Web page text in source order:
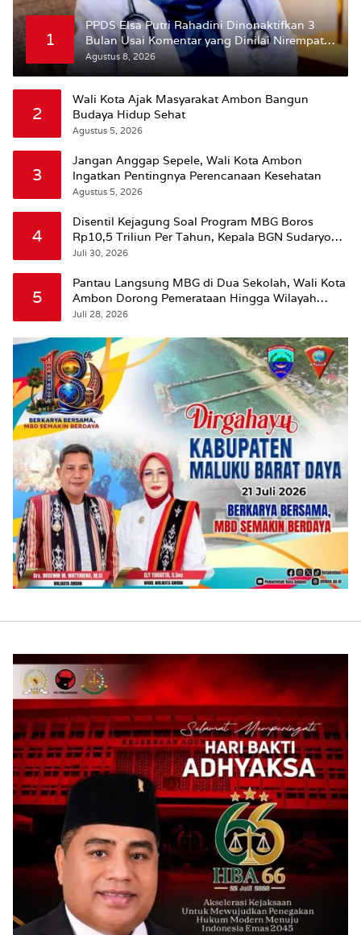
1
PPDS Elsa Putri Rahadini Dinonaktifkan 3
Bulan Usai Komentar yang Dinilai Nirempati
ke Pasien BPJS
Agustus 8, 2026
2
Wali Kota Ajak Masyarakat Ambon Bangun
Budaya Hidup Sehat
Agustus 5, 2026
3
Jangan Anggap Sepele, Wali Kota Ambon
Ingatkan Pentingnya Perencanaan Kesehatan
Agustus 5, 2026
4
Disentil Kejagung Soal Program MBG Boros
Rp10,5 Triliun Per Tahun, Kepala BGN Sudaryono
Beri Penjelasan
Juli 30, 2026
5
Pantau Langsung MBG di Dua Sekolah, Wali Kota
Ambon Dorong Pemerataan Hingga Wilayah
Leitimur Selatan
Juli 28, 2026